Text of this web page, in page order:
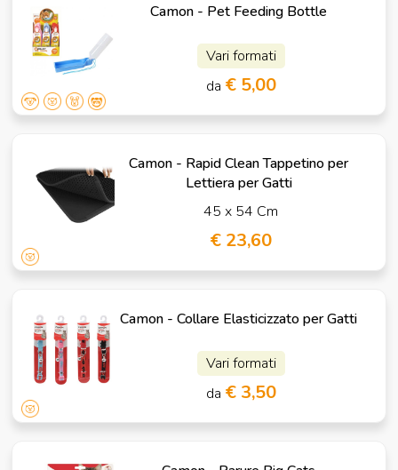
Camon - Pet Feeding Bottle
Vari formati
da € 5,00
Camon - Rapid Clean Tappetino per
Lettiera per Gatti
45 x 54 Cm
€ 23,60
Camon - Collare Elasticizzato per Gatti
Vari formati
da € 3,50